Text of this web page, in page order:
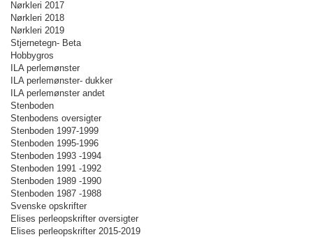
Nørkleri 2017
Nørkleri 2018
Nørkleri 2019
Stjernetegn- Beta
Hobbygros
ILA perlemønster
ILA perlemønster- dukker
ILA perlemønster andet
Stenboden
Stenbodens oversigter
Stenboden 1997-1999
Stenboden 1995-1996
Stenboden 1993 -1994
Stenboden 1991 -1992
Stenboden 1989 -1990
Stenboden 1987 -1988
Svenske opskrifter
Elises perleopskrifter oversigter
Elises perleopskrifter 2015-2019